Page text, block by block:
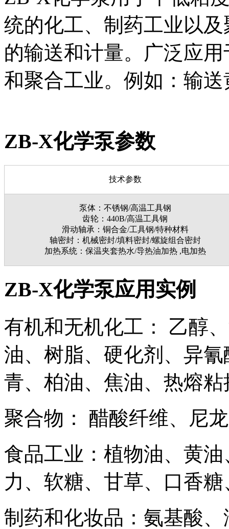
统的化工、制药工业以
的输送和计量。广泛应
和聚合工业。例如：输
ZB-X化学泵参数
技术参数
泵体：不锈钢/高温工具钢
齿轮：440B/高温工具钢
滑动轴承：铜合金/工具钢/特种材料
轴密封：机械密封/填料密封/螺旋组合密封
加热系统：保温夹套热水/导热油加热 ,电加热
ZB-X化学泵应用实例
有机和无机化工： 乙醇
油、树脂、硬化剂、异
青、柏油、焦油、热熔
聚合物： 醋酸纤维、尼
食品工业：植物油、黄
力、软糖、甘草、口香
制药和化妆品：氨基酸